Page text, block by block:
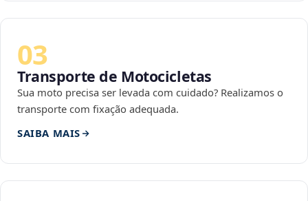
03
Transporte de Motocicletas
Sua moto precisa ser levada com cuidado? Realizamos o
transporte com fixação adequada.
SAIBA MAIS